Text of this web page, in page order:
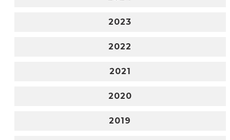
2023
2022
2021
2020
2019